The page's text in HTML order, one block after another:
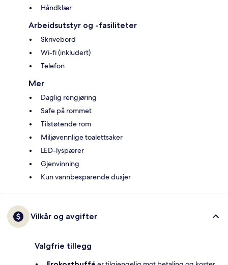
Håndklær
Arbeidsutstyr og -fasiliteter
Skrivebord
Wi-fi (inkludert)
Telefon
Mer
Daglig rengjøring
Safe på rommet
Tilstøtende rom
Miljøvennlige toalettsaker
LED-lyspærer
Gjenvinning
Kun vannbesparende dusjer
Vilkår og avgifter
Valgfrie tillegg